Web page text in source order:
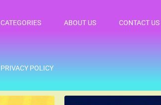
CATEGORIES ABOUT US CONTACT US
PRIVACY POLICY